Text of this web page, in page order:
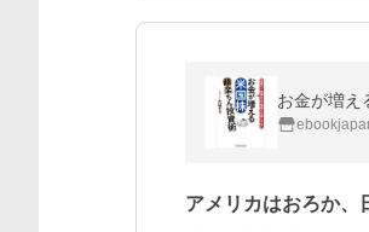
お金が増え
アメリカはおろか